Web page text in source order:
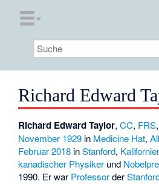
Richard Edward
Richard Edward Taylor,CC, FRS,
November 1929 in Medicine Hat,
Februar 2018 inStanford,
kanadischer Physiker und
1990. Er war Professorder